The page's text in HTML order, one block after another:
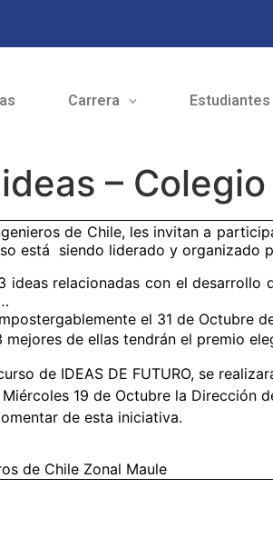
Carrera Estudiantes
–
de Chile, les invitan a
está siendo liderado y organizado
ideas relacionadas con el desarrollo
el 31 de Octubre
de ellas tendrán el premio
de IDEAS DE FUTURO, se
19 de Octubre la Dirección
de esta iniciativa.
de Chile Zonal Maule